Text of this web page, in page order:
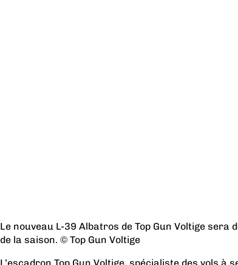
Le nouveau L-39 Albatros de Top Gun Voltige sera
de la saison. © Top Gun Voltige